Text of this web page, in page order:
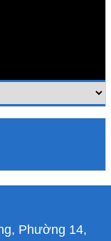
Phường 14,